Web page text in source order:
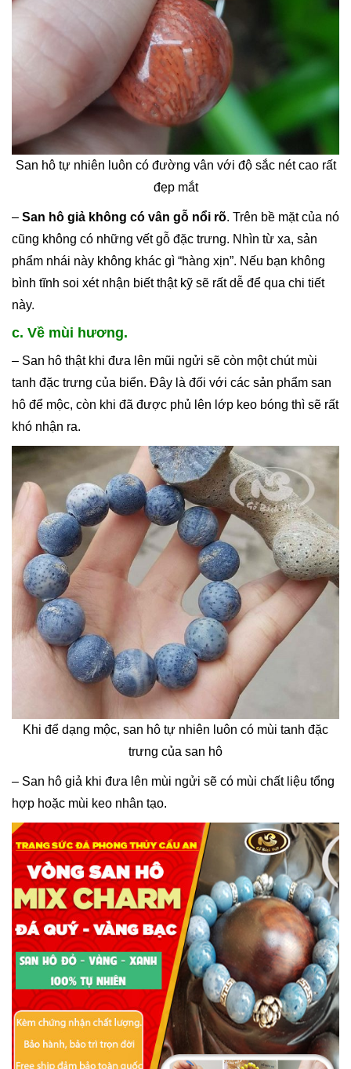
San hô tự nhiên luôn có đường vân với độ sắc nét cao rất
đẹp mắt
– San hô giả không có vân gỗ nổi rõ. Trên bề mặt của nó
cũng không có những vết gỗ đặc trưng. Nhìn từ xa, sản
phẩm nhái này không khác gì “hàng xịn”. Nếu bạn không
bình tĩnh soi xét nhận biết thật kỹ sẽ rất dễ để qua chi tiết
này.
c. Về mùi hương.
– San hô thật khi đưa lên mũi ngửi sẽ còn một chút mùi
tanh đặc trưng của biển. Đây là đối với các sản phẩm san
hô để mộc, còn khi đã được phủ lên lớp keo bóng thì sẽ rất
khó nhận ra.
Khi để dạng mộc, san hô tự nhiên luôn có mùi tanh đặc
trưng của san hô
– San hô giả khi đưa lên mùi ngửi sẽ có mùi chất liệu tổng
hợp hoặc mùi keo nhân tạo.